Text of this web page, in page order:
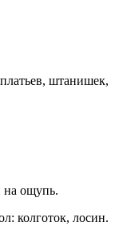
штанишек,
на ощупь.
колготок, лосин.